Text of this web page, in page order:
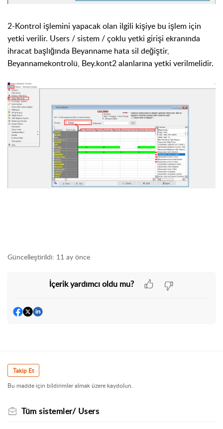
2-Kontrol işlemini yapacak olan ilgili kişiye bu işlem için
yetki verilir. Users / sistem / çoklu yetki girişi ekranında
ihracat başlığında Beyanname hata sil değiştir,
Beyannamekontrolü, Bey.kont2 alanlarına yetki verilmelidir.
Güncelleştirildi: 11 ay önce
İçerik yardımcı oldu mu?
Takip Et
Bu madde için bildirimler almak üzere kaydolun.
Tüm sistemler/ Users